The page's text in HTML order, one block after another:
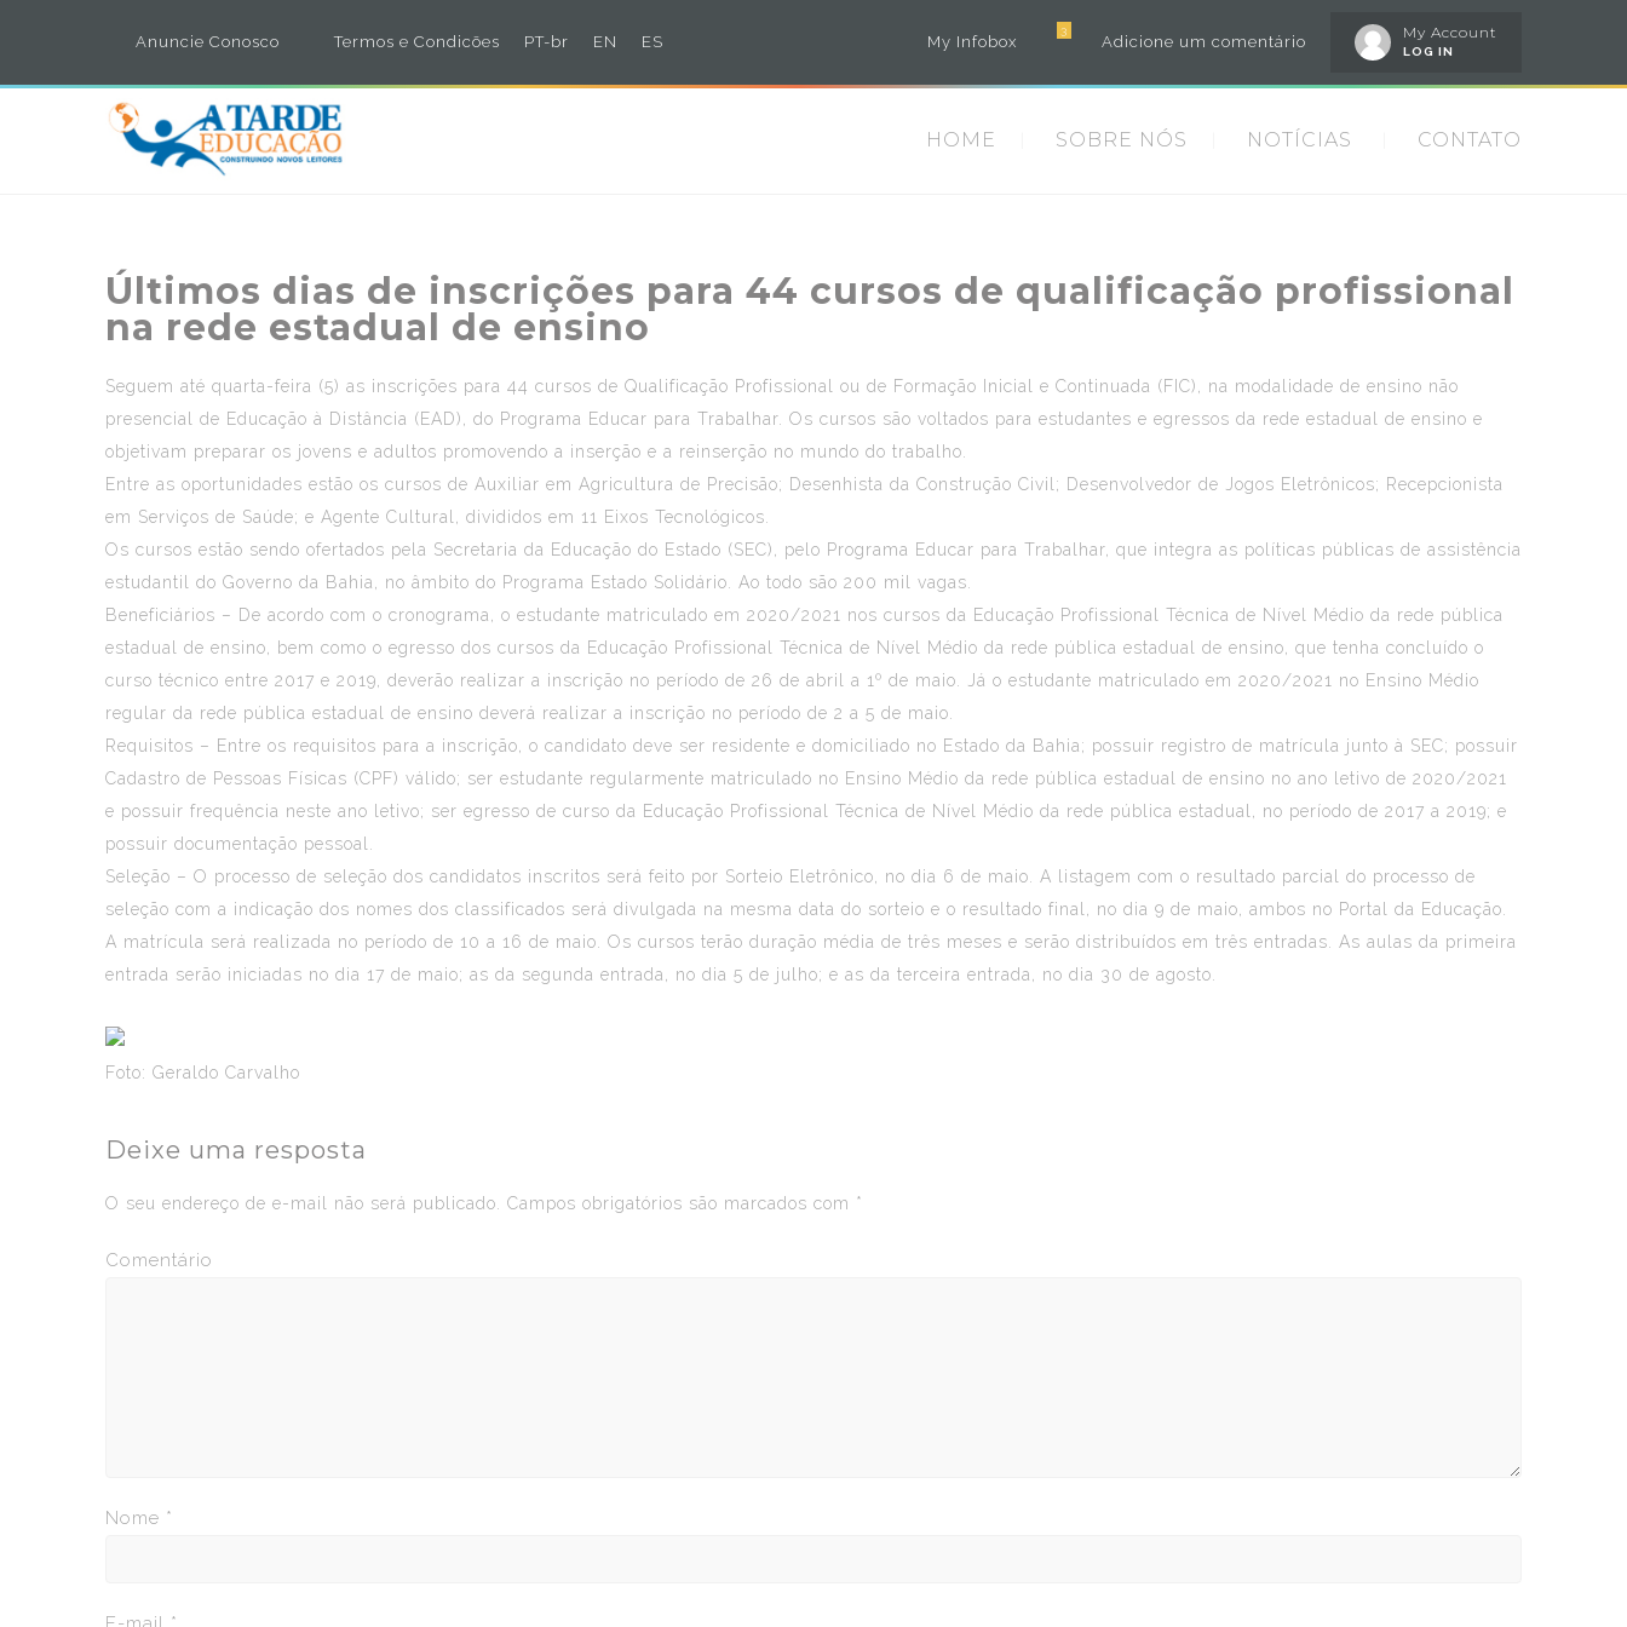
Anuncie Conosco Termos e Condicões PT-br EN ES
My Account
LOG IN
Adicione um comentário
3
My Infobox
HOME SOBRE NÓS NOTÍCIAS CONTATO
Últimos dias de inscrições para 44 cursos de qualificação profissional
na rede estadual de ensino
Seguem até quarta-feira (5) as inscrições para 44 cursos de Qualificação Profissional ou de Formação Inicial e Continuada (FIC), na modalidade de ensino não
presencial de Educação à Distância (EAD), do Programa Educar para Trabalhar. Os cursos são voltados para estudantes e egressos da rede estadual de ensino e
objetivam preparar os jovens e adultos promovendo a inserção e a reinserção no mundo do trabalho.
Entre as oportunidades estão os cursos de Auxiliar em Agricultura de Precisão; Desenhista da Construção Civil; Desenvolvedor de Jogos Eletrônicos; Recepcionista
em Serviços de Saúde; e Agente Cultural, divididos em 11 Eixos Tecnológicos.
Os cursos estão sendo ofertados pela Secretaria da Educação do Estado (SEC), pelo Programa Educar para Trabalhar, que integra as políticas públicas de assistência
estudantil do Governo da Bahia, no âmbito do Programa Estado Solidário. Ao todo são 200 mil vagas.
Beneficiários – De acordo com o cronograma, o estudante matriculado em 2020/2021 nos cursos da Educação Profissional Técnica de Nível Médio da rede pública
estadual de ensino, bem como o egresso dos cursos da Educação Profissional Técnica de Nível Médio da rede pública estadual de ensino, que tenha concluído o
curso técnico entre 2017 e 2019, deverão realizar a inscrição no período de 26 de abril a 1º de maio. Já o estudante matriculado em 2020/2021 no Ensino Médio
regular da rede pública estadual de ensino deverá realizar a inscrição no período de 2 a 5 de maio.
Requisitos – Entre os requisitos para a inscrição, o candidato deve ser residente e domiciliado no Estado da Bahia; possuir registro de matrícula junto à SEC; possuir
Cadastro de Pessoas Físicas (CPF) válido; ser estudante regularmente matriculado no Ensino Médio da rede pública estadual de ensino no ano letivo de 2020/2021
e possuir frequência neste ano letivo; ser egresso de curso da Educação Profissional Técnica de Nível Médio da rede pública estadual, no período de 2017 a 2019; e
possuir documentação pessoal.
Seleção – O processo de seleção dos candidatos inscritos será feito por Sorteio Eletrônico, no dia 6 de maio. A listagem com o resultado parcial do processo de
seleção com a indicação dos nomes dos classificados será divulgada na mesma data do sorteio e o resultado final, no dia 9 de maio, ambos no Portal da Educação.
A matrícula será realizada no período de 10 a 16 de maio. Os cursos terão duração média de três meses e serão distribuídos em três entradas. As aulas da primeira
entrada serão iniciadas no dia 17 de maio; as da segunda entrada, no dia 5 de julho; e as da terceira entrada, no dia 30 de agosto.
Foto: Geraldo Carvalho
Deixe uma resposta
O seu endereço de e-mail não será publicado. Campos obrigatórios são marcados com *
Comentário
Nome *